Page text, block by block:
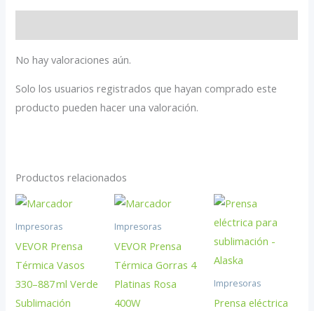
en
Camisetas,
Tazas,
Gorras,
No hay valoraciones aún.
Solo los usuarios registrados que hayan comprado este
producto pueden hacer una valoración.
Productos relacionados
Impresoras
VEVOR Prensa
Térmica Vasos
330–887 ml Verde
Sublimación
Impresoras
VEVOR Prensa
Térmica Gorras 4
Platinas Rosa
400W
Impresoras
Prensa eléctrica